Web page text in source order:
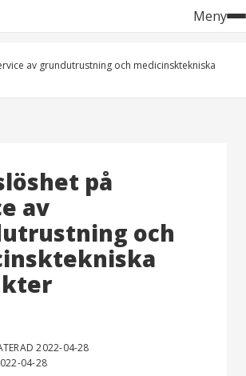
Meny
av grundutrustning och medicinsktekniska
på
av
och
2022-04-28
04-28